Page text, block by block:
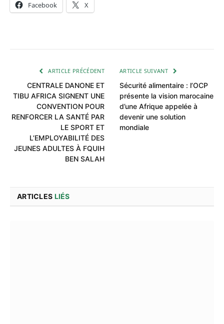
Facebook X
ARTICLE PRÉCÉDENT
CENTRALE DANONE ET
TIBU AFRICA SIGNENT UNE
CONVENTION POUR
RENFORCER LA SANTÉ PAR
LE SPORT ET
L’EMPLOYABILITÉ DES
JEUNES ADULTES À FQUIH
BEN SALAH
ARTICLE SUIVANT
Sécurité alimentaire : l’OCP
présente la vision marocaine
d’une Afrique appelée à
devenir une solution
mondiale
ARTICLES LIÉS